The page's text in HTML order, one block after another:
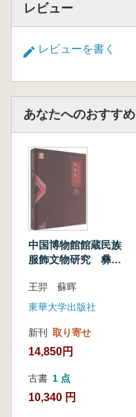
レビュー
レビューを書く
あなたへのおすすめ
中国博物館館蔵民族
服飾文物研究 彝族
王羿 蘇晖
東華大学出版社
新刊 取り寄せ
14,850円
古書 1 点
10,340 円